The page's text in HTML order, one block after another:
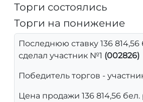
Торги состоялись
Торги на понижение
Последнюю ставку 136 814,56
сделал участник №1 (002826)
Победитель торгов -
Цена продажи 136 814,56 бел.